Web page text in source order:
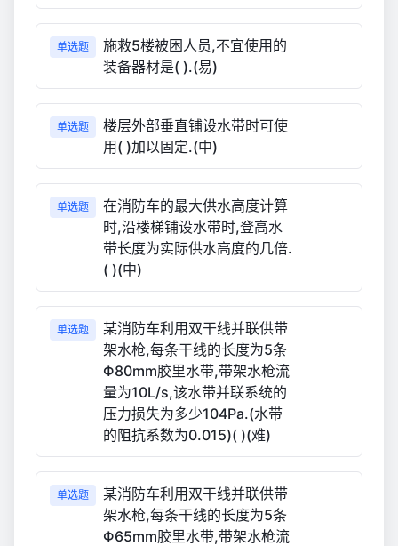
单选题
施救5楼被困人员,不宜使用的
装备器材是( ).(易)
单选题
楼层外部垂直铺设水带时可使
用( )加以固定.(中)
单选题
在消防车的最大供水高度计算
时,沿楼梯铺设水带时,登高水
带长度为实际供水高度的几倍.
( )(中)
单选题
某消防车利用双干线并联供带
架水枪,每条干线的长度为5条
Φ80mm胶里水带,带架水枪流
量为10L/s,该水带并联系统的
压力损失为多少104Pa.(水带
的阻抗系数为0.015)( )(难)
单选题
某消防车利用双干线并联供带
架水枪,每条干线的长度为5条
Φ65mm胶里水带,带架水枪流